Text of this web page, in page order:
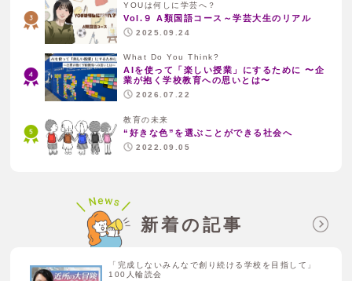
YOUは何しに学芸へ？
Vol.９ A類国語コース～学芸大生のリアル
2025.09.24
What Do You Think?
AIを使って「楽しい授業」にするために 〜企
業が抱く学校教育への思いとは〜
2026.07.22
教育の未来
“好きな色”を選ぶことができる社会へ
2022.09.05
新着の記事
「完成しないみんなで創り続ける学校を目指して」
100人輪読会